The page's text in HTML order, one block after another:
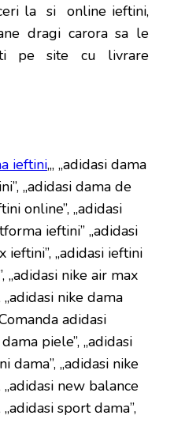
la si online ieftini,
dragi carora sa le
pe site cu livrare
ieftini„, „adidasi dama
„adidasi dama de
online”, „adidasi
ieftini” „adidasi
ieftini”, „adidasi ieftini
„adidasi nike air max
„adidasi nike dama
adidasi
piele”, „adidasi
dama”, „adidasi nike
„adidasi new balance
sport dama”,